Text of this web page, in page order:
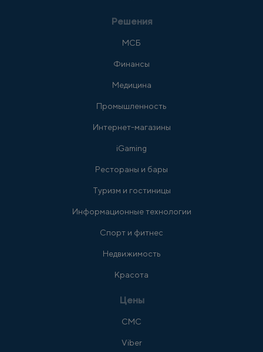
Решения
МСБ
Финансы
Медицина
Промышленность
Интернет-магазины
iGaming
Рестораны и бары
Туризм и гостиницы
Информационные технологии
Спорт и фитнес
Недвижимость
Красота
Цены
СМС
Viber